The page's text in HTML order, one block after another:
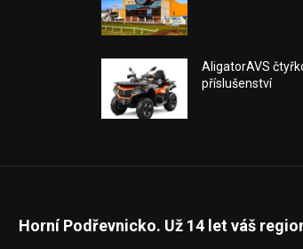
AligatorAVS
příslušenství
Horní Podřevnicko. Už 14 let váš